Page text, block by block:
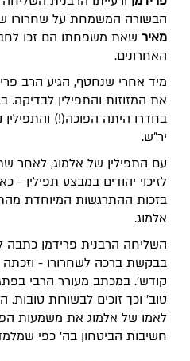
הבשורה המשמחת על שחרורו
מאיר שאת משפחתו הם זכו
האחרונים.
מיד אחרי שנחטף, הגיע הרב
את המזוזות והתפילין לבדיקה.
בחדרו היתה הפוכה(!) והתפילין
יר"ש.
עם התפילין של אלמוג, לאחר
לזיכוי יהודים במבצע תפילין -
בזכות ההתרגשות המיוחדת
אלמוג.
השליחה הרבנית פרידמן כתבה
בבקשת ברכה לשחרורו - וזכתה
קודש'. במכתב מעורר הרבי
טוב' וכך זוכים לבשורות טובות.
לאמו של אלמוג את משמעות
חשיבות הביטחון בה' כפי